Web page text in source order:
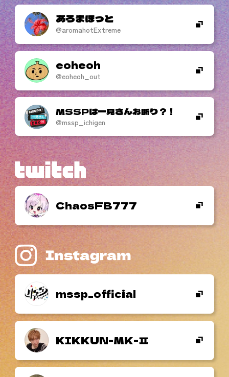
あろまほっと
@aromahotExtreme
eoheoh
@eoheoh_out
MSSPは一見さんお断り？！
@mssp_ichigen
ChaosFB777
mssp_official
KIKKUN-MK-